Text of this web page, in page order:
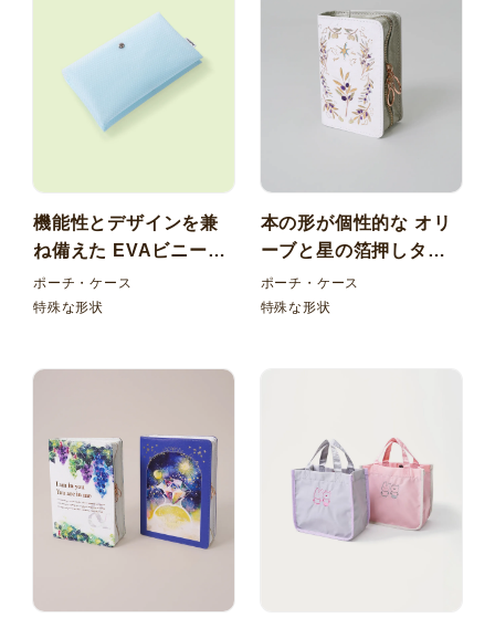
機能性とデザインを兼
ね備えた EVAビニール
マスクケース
ポーチ・ケース
特殊な形状
本の形が個性的な オリ
ーブと星の箔押しタイ
ベック本型小物いれ
ポーチ・ケース
特殊な形状